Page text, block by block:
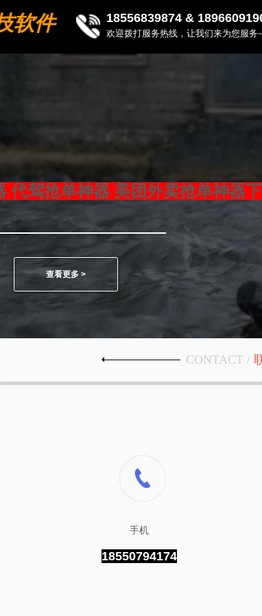
代驾抢单神器 美团外卖抢单神器
查看更多 >
CONTACT /
手机
18550794174
软件
18556839874 &
欢迎拨打服务热线，让我们来为您服务~